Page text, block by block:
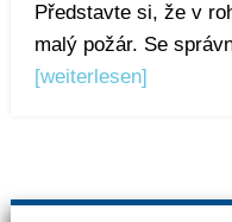
Představte si, že v
malý požár. Se
[weiterlesen]